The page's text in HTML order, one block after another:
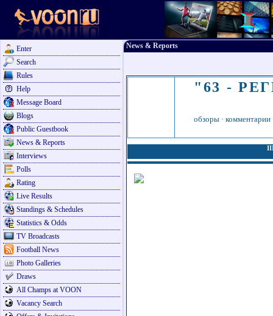
Enter
Search
Rules
Help
Message Board
Blogs
Public Guestbook
News & Reports
Interviews
Polls
Rating
Live Results
Standings & Schedules
Statistics & Odds
TV Broadcasts
Football News
Photo Galleries
Draws
All Champs at VOON
Vacancy Search
News & Reports
"63 -
обзоры · комментарии